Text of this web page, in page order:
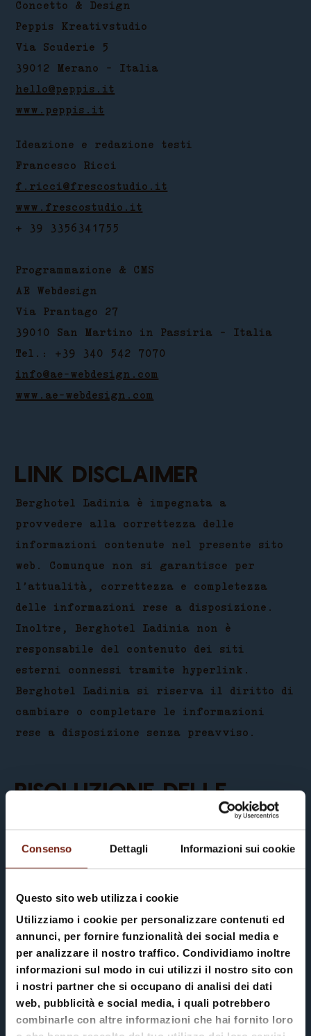
Consenso Dettagli Informazioni sui cookie
Questo sito web utilizza i cookie
Utilizziamo i cookie per personalizzare contenuti ed
annunci, per fornire funzionalità dei social media e
per analizzare il nostro traffico. Condividiamo inoltre
informazioni sul modo in cui utilizzi il nostro sito con
i nostri partner che si occupano di analisi dei dati
web, pubblicità e social media, i quali potrebbero
combinarle con altre informazioni che hai fornito loro
Appartamento Ciasa
Teresa
Concetto & Design
Peppis Kreativstudio
Via Scuderie 5
39012 Merano - Italia
hello@peppis.it
www.peppis.it
Ideazione e redazione testi
Francesco Ricci
f.ricci@frescostudio.it
www.frescostudio.it
+ 39 3356341755
Programmazione & CMS
AE Webdesign
Via Prantago 27
39010 San Martino in Passiria - Italia
Tel.: +39 340 542 7070
info@ae-webdesign.com
www.ae-webdesign.com
Link disclaimer
Berghotel Ladinia è impegnata a
provvedere alla correttezza delle
informazioni contenute nel presente sito
web. Comunque non si garantisce per
l’attualità, correttezza e completezza
delle informazioni rese a disposizione.
Inoltre, Berghotel Ladinia non è
responsabile del contenuto dei siti
esterni connessi tramite hyperlink.
Berghotel Ladinia si riserva il diritto di
cambiare o completare le informazioni
rese a disposizione senza preavviso.
Risoluzione delle
controversie online
una piattaforma per la risoluzione delle
controversie online che si trova al
https://ec.europa.eu/consumers/odr/ . I
Consumatori possono sfruttare la
piattaforma per risolvere le controversie